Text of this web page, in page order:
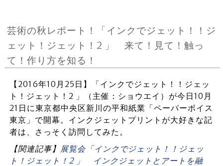
芸術の秋レポート！「インクでジェット！！ジ
ェット！ジェット！2 」 来て！見て！触っ
て！作り方を知る！
【2016年10月25日】「インクでジェット！！ジェッ
ト！ジェット！2 」（主催：ショウエイ）が今日10月
21日に東京都中央区新川の平和紙業「ペーパーボイス
東京」で開幕。インクジェットプリントが大好きな記
者は、さっそく訪問してみた。
【関連記事】 展覧会「インクでジェット！！ジェッ
ト！ジェット！2 」 インクジェットとアートを融